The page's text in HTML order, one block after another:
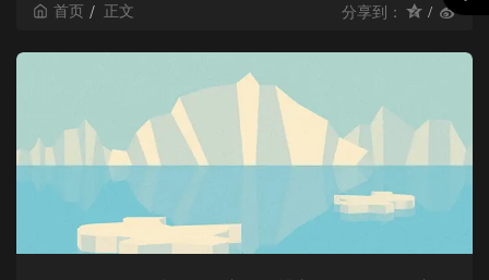
首页 正文 分享到：